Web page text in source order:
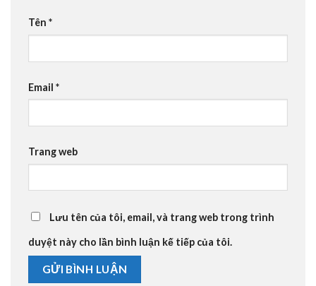
Tên *
Email *
Trang web
Lưu tên của tôi, email, và trang web trong trình
duyệt này cho lần bình luận kế tiếp của tôi.